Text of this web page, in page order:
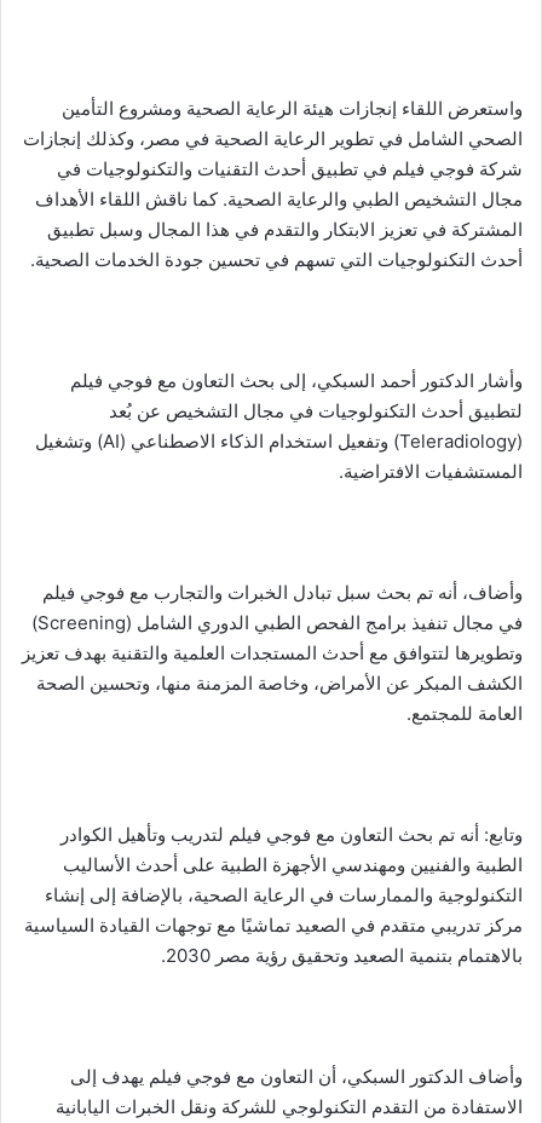
واستعرض اللقاء إنجازات هيئة الرعاية الصحية ومشروع التأمين
الصحي الشامل في تطوير الرعاية الصحية في مصر، وكذلك إنجازات
شركة فوجي فيلم في تطبيق أحدث التقنيات والتكنولوجيات في
مجال التشخيص الطبي والرعاية الصحية. كما ناقش اللقاء الأهداف
المشتركة في تعزيز الابتكار والتقدم في هذا المجال وسبل تطبيق
أحدث التكنولوجيات التي تسهم في تحسين جودة الخدمات الصحية.
وأشار الدكتور أحمد السبكي، إلى بحث التعاون مع فوجي فيلم
لتطبيق أحدث التكنولوجيات في مجال التشخيص عن بُعد
(Teleradiology) وتفعيل استخدام الذكاء الاصطناعي (AI) وتشغيل
المستشفيات الافتراضية.
وأضاف، أنه تم بحث سبل تبادل الخبرات والتجارب مع فوجي فيلم
في مجال تنفيذ برامج الفحص الطبي الدوري الشامل (Screening)
وتطويرها لتتوافق مع أحدث المستجدات العلمية والتقنية بهدف تعزيز
الكشف المبكر عن الأمراض، وخاصة المزمنة منها، وتحسين الصحة
العامة للمجتمع.
وتابع: أنه تم بحث التعاون مع فوجي فيلم لتدريب وتأهيل الكوادر
الطبية والفنيين ومهندسي الأجهزة الطبية على أحدث الأساليب
التكنولوجية والممارسات في الرعاية الصحية، بالإضافة إلى إنشاء
مركز تدريبي متقدم في الصعيد تماشيًا مع توجهات القيادة السياسية
بالاهتمام بتنمية الصعيد وتحقيق رؤية مصر 2030.
وأضاف الدكتور السبكي، أن التعاون مع فوجي فيلم يهدف إلى
الاستفادة من التقدم التكنولوجي للشركة ونقل الخبرات اليابانية